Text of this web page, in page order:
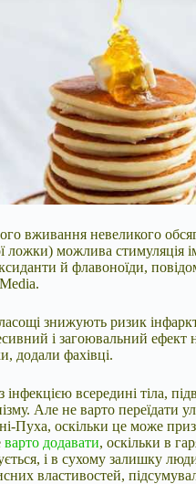
вживання невеликого
ложки) можлива стимуляція
й флавоноїди,
знижують ризик
і загоювальний ефект
додали фахівці.
інфекцією всередині тіла,
Але не варто переїдати
Пуха, оскільки це може
варто додавати, оскільки в
і в сухому залишку
властивостей,